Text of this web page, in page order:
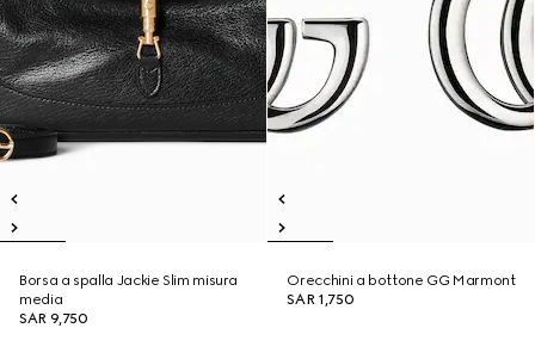
Borsa a spalla Jackie Slim misura
media
SAR 9,750
Orecchini a bottone GG Marmont
SAR 1,750